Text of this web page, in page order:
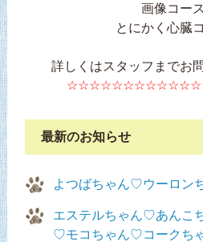
画像コース
とにかく心臓
詳しくはスタッフまでお
最新のお知らせ
よつばちゃん♡ウーロン
エステルちゃん♡あんこ
♡モコちゃん♡コークち